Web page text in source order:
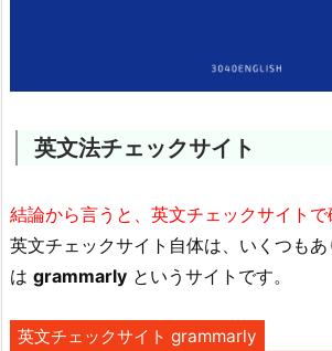
英文法チェックサイト
結論から言うと、英文チェックサイトで
英文チェックサイト自体は、いくつも
は grammarly というサイトです。
英文チェックサイト grammarly